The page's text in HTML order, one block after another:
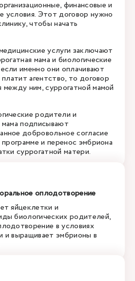
финансовые и
условия. Этот договор нужно
чтобы начать
услуги заключают
мама и биологические
именно они оплачивают
агентство, то договор
между ним, суррогатной мамой
родители и
мама подписывают
добровольное согласие
программе и перенос эмбриона
суррогатной матери.
оплодотворение
яйцеклетки и
биологических родителей,
в условиях
и выращивает эмбрионы в